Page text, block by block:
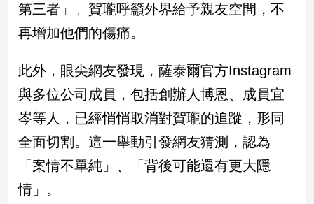
兩
岸/
際
社
地
方
新
病
第三者」。賀瓏呼籲外界給予親友空間，不
再增加他們的傷痛。
此外，眼尖網友發現，薩泰爾官方Instagram
與多位公司成員，包括創辦人博恩、成員宜
岑等人，已經悄悄取消對賀瓏的追蹤，形同
全面切割。這一舉動引發網友猜測，認為
「案情不單純」、「背後可能還有更大隱
情」。